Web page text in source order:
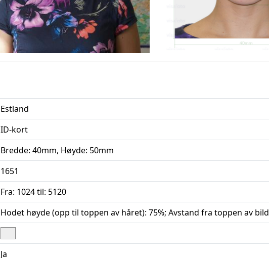
Estland
ID-kort
Bredde: 40mm, Høyde: 50mm
1651
Fra: 1024 til: 5120
Hodet høyde (opp til toppen av håret): 75%; Avstand fra toppen av
Ja